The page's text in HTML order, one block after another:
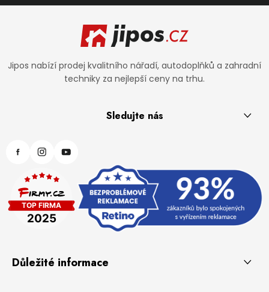
Jipos nabízí prodej kvalitního nářadí, autodoplňků a zahradní
techniky za nejlepší ceny na trhu.
Sledujte nás
Důležité informace